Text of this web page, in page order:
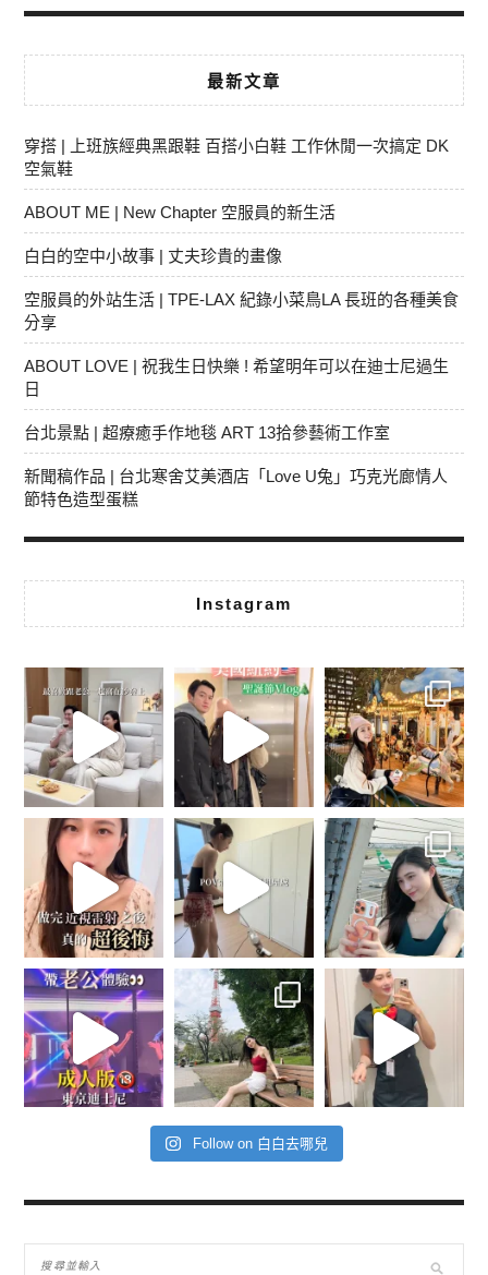
最新文章
穿搭 | 上班族經典黑跟鞋 百搭小白鞋 工作休閒一次搞定 DK
空氣鞋
ABOUT ME | New Chapter 空服員的新生活
白白的空中小故事 | 丈夫珍貴的畫像
空服員的外站生活 | TPE-LAX 紀錄小菜鳥LA 長班的各種美食
分享
ABOUT LOVE | 祝我生日快樂 ! 希望明年可以在迪士尼過生
日
台北景點 | 超療癒手作地毯 ART 13拾參藝術工作室
新聞稿作品 | 台北寒舍艾美酒店「Love U兔」巧克光廊情人
節特色造型蛋糕
Instagram
Follow on 白白去哪兒